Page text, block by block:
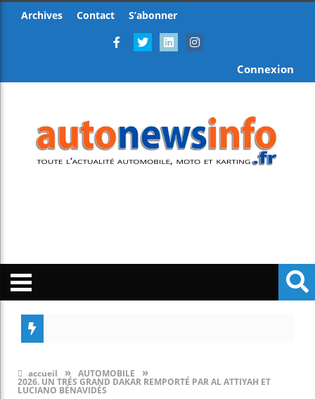
Archives Contact S’abonner
Connexion
accueil » AUTOMOBILE »
2026. UN TRÉS GRAND DAKAR REMPORTÉ PAR AL ATTIYAH ET
LUCIANO BÉNAVIDÉS